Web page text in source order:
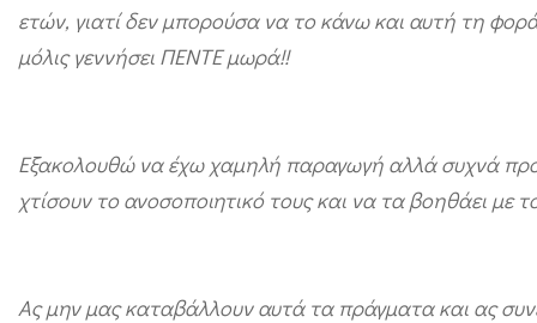
ετών, γιατί δεν μπορούσα να το κάνω και αυτή τη
μόλις γεννήσει ΠΕΝΤΕ μωρά!!
Εξακολουθώ να έχω χαμηλή παραγωγή αλλά συχνά
χτίσουν το ανοσοποιητικό τους και να τα βοηθάει με
Ας μην μας καταβάλλουν αυτά τα πράγματα και ας